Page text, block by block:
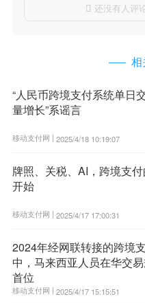
 还没有人评
相
“人民币跨境支付系统单日
量增长”系谣言
移动支付网 | 2025/4/18 10:19:07
牌照、关税、AI，跨境支
开始
移动支付网 | 2025/4/17 17:00:31
2024年经网联转接的跨境
中，马来西亚人员在华交
首位
移动支付网 | 2025/4/17 15:15:51